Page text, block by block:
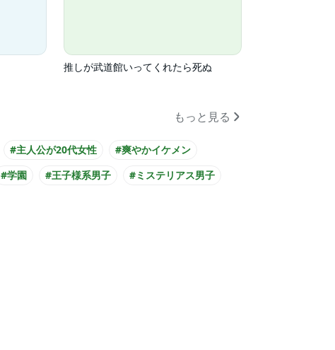
推しが武道館いってくれたら死ぬ
もっと見る
#主人公が20代女性
#爽やかイケメン
#学園 #王子様系男子
#ミステリアス男子